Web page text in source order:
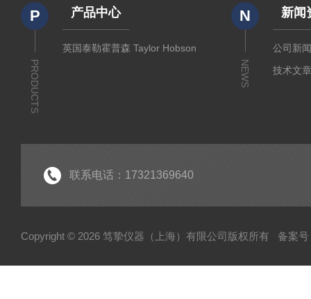
P
PRODUCTS
产品中心
英国泰勒霍普森 Taylor Hobson
N
NEWS
新闻
公司新
技术文
联系电话：17321369640
Copyright © 2026 笃挚仪器（上海）有限公司版权所有 备案号